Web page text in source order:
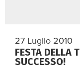
27 Luglio 2010
FESTA DELLA
SUCCESSO!